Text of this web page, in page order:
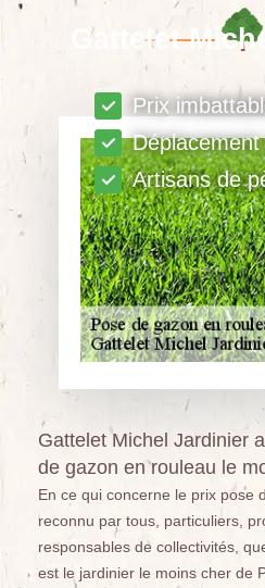
Gattelet
Prix
Artisans de
Gattelet Michel Jardinier
de gazon en rouleau le
En ce qui concerne le prix pose
reconnu par tous, particuliers,
responsables de collectivités,
est le jardinier le moins cher de